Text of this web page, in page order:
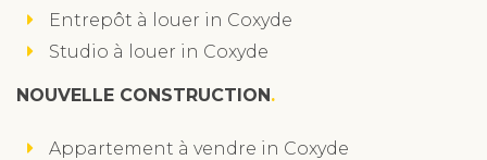
Entrepôt à louer in Coxyde
Studio à louer in Coxyde
NOUVELLE CONSTRUCTION
Appartement à vendre in Coxyde